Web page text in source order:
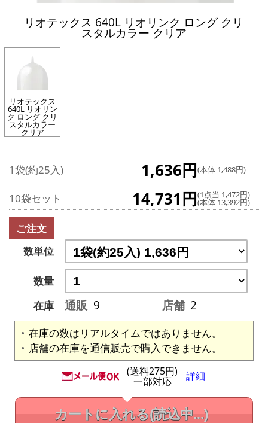
リオテックス 640L リオリンク ロング クリ
スタルカラー クリア
リオテックス
640L リオリン
ク ロング クリ
スタルカラー
クリア
1袋(約25入) 1,636円(本体 1,488円)
10袋セット 14,731円(1点当 1,472円)
(本体 13,392円)
ご注文
数単位
数量
在庫
通販 9 店舗 2
在庫の数はリアルタイムではありません。
店舗の在庫を通信販売で購入できません。
(送料275円)
一部対応 詳細
カートに入れる(読込中...)